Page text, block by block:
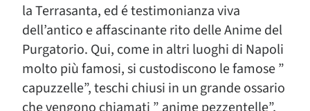
la Terrasanta, ed é testimonianza viva
dell’antico e affascinante rito delle Anime del
Purgatorio. Qui, come in altri luoghi di Napoli
molto più famosi, si custodiscono le famose ”
capuzzelle”, teschi chiusi in un grande ossario